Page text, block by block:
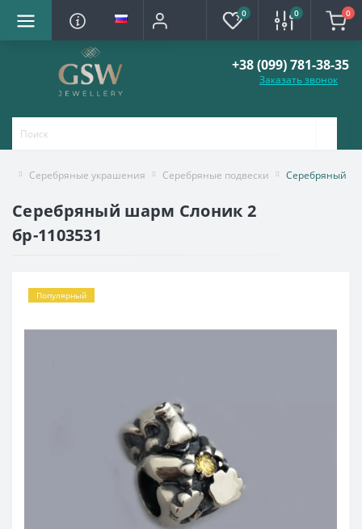
0 0 0
+38 (099) 781-38-35
Заказать звонок
Серебряные украшения Серебряные подвески Серебряный
Серебряный шарм Слоник 2
бр-1103531
Популярный